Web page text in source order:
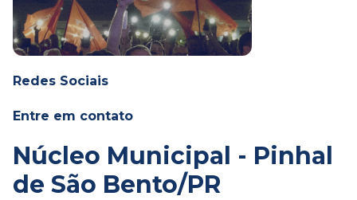
Redes Sociais
Entre em contato
Núcleo Municipal - Pinhal
de São Bento/PR